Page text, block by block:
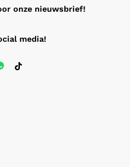
onze nieuwsbrief!
media!